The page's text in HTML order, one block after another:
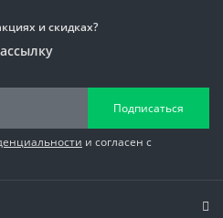
и скидках?
Подписаться
и согласен с